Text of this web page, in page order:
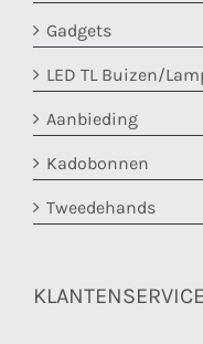
Gadgets
LED TL Buizen/
Aanbieding
Kadobonnen
Tweedehands
KLANTENSERVICE